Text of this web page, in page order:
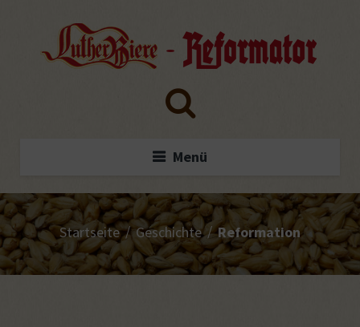
Menü
Startseite / Geschichte / Reformation